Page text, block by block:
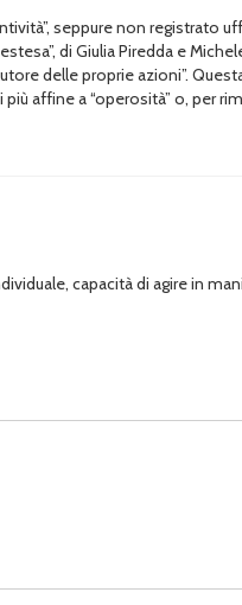
seppure non registrato
di Giulia Piredda e
delle proprie azioni”.
affine a “operosità” o, per
capacità di agire in